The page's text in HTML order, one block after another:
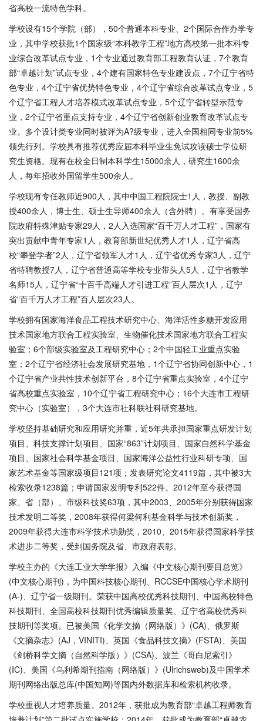
省高校一流特色学科。
学校设有15个学院（部），50个普通本科专业、2个国际合作办学专
业，其中学校获批1个国家级“本科教学工程”地方高校第一批本科专
业综合改革试点专业，1个专业通过教育部工程教育认证，7个教育
部“卓越计划”试点专业，4个建有国家特色专业建设点，7个辽宁省特
色专业，4个辽宁省优势特色专业，4个辽宁省综合改革试点专业，5
个辽宁省工程人才培养模式改革试点专业，5个辽宁省转型示范专
业，2个辽宁省重点支持专业，4个辽宁省创新创业教育改革试点专
业。多个设计类专业同时被评为A?级专业，进入全国相同专业前5%
领先行列。学校具有推荐优秀应届本科毕业生免试攻读硕士学位研
究生资格。现有在校全日制本科学生15000余人，研究生1600余
人，每年招收外国留学生500余人。
学校现有专任教师近900人，其中中国工程院院士1人，教授、副教
授400余人，博士生、硕士生导师400余人（含外聘）。有享受国务
院政府特殊津贴专家29人，2人入选国家“百千万人才工程”，国家有
突出贡献中青年专家1人，教育部新世纪优秀人才1人，辽宁省高
校“攀登学者”2人，辽宁省领军人才1人，辽宁省优秀专家3人，辽宁
省特聘教授7人，辽宁省普通高等学校专业带头人5人，辽宁省教学
名师15人，辽宁省“十百千高端人才引进工程”百人层次1人，辽宁
省“百千万人才工程”百人层次23人。
学校拥有国家海洋食品工程技术研究中心、海洋活性多糖开发应用
技术国家地方联合工程实验室、生物催化技术国家地方联合工程实
验室；6个部级实验室及工程研究中心；2个中国轻工业重点实验
室；2个辽宁省经济社会发展研究基地，1个辽宁省协同创新中心，1
个辽宁省产业共性技术创新平台，8个辽宁省重点实验室，4个辽宁
省高校重点实验室，10个辽宁省工程研究中心；16个大连市工程研
究中心（实验室），3个大连市社科联社科研究基地。
学校坚持基础研究和应用研究并重，近5年共承担国家重点研发计划
项目、科技支撑计划项目、国家“863”计划项目、国家自然科学基金
项目、国家社会科学基金项目、国家海洋公益性行业科研专项、国
家艺术基金等国家级项目121项；发表研究论文4119篇，其中被3大
检索收录1238篇；申请国家发明专利522件。2012年至今获得国
家、省（部）、市级科技奖63项，其中2003、2005年分别获得国家
技术发明二等奖，2008年获得何梁何利基金科学与技术创新奖，
2009年获得大连市科学技术功勋奖，2010、2015年获得国家科学技
术进步二等奖，受到国务院及省、市政府表彰。
学校主办的《大连工业大学学报》入编《中文核心期刊要目总览》
(中文核心期刊)，为中国科技核心期刊、RCCSE中国核心学术期刊
(A-)、辽宁省一级期刊。荣获中国高校优秀科技期刊、中国高校特色
科技期刊、全国高校科技期刊优秀编辑质量奖、辽宁省高校优秀科
技期刊等奖项。已被美国《化学文摘（网络版）》(CA)、俄罗斯
《文摘杂志》(AJ，VINITI)、英国《食品科技文摘》(FSTA)、美国
《剑桥科学文摘（自然科学版）》(CSA)、波兰《哥白尼索引》
(IC)、美国《乌利希期刊指南（网络版）》(Ulrichsweb)及中国学术
期刊网络出版总库(中国知网)等国内外数据库和检索机构收录。
学校重视人才培养质量。2012年，获批成为教育部“卓越工程师教育